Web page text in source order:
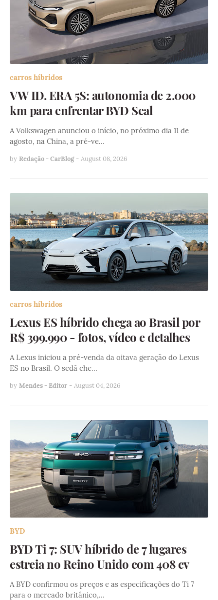
carros híbridos
VW ID. ERA 5S: autonomia de 2.000
km para enfrentar BYD Seal
A Volkswagen anunciou o início, no próximo dia 11 de
agosto, na China, a pré-ve…
by Redação - CarBlog - August 08, 2026
carros híbridos
Lexus ES híbrido chega ao Brasil por
R$ 399.990 - fotos, vídeo e detalhes
A Lexus iniciou a pré-venda da oitava geração do Lexus
ES no Brasil. O sedã che…
by Mendes - Editor - August 04, 2026
BYD
BYD Ti 7: SUV híbrido de 7 lugares
estreia no Reino Unido com 408 cv
A BYD confirmou os preços e as especificações do Ti 7
para o mercado britânico,…